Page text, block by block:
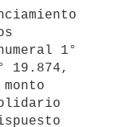
1°
19.874,